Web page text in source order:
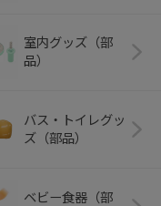
室内グッズ（部
品）
バス・トイレグッ
ズ（部品）
ベビー食器（部